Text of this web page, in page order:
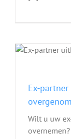
Ex-
Wilt u uw